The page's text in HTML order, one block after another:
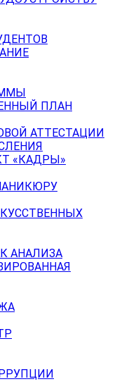
ПЛАН
АТТЕСТАЦИИ
«КАДРЫ»
АНАЛИЗА